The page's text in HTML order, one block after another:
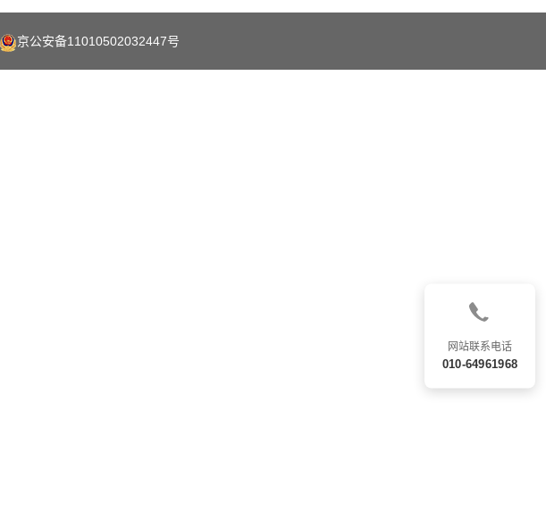
京公安备11010502032447号
网站联系电话
010-64961968